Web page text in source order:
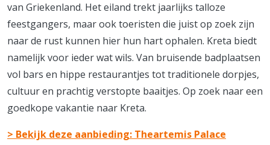
van Griekenland. Het eiland trekt jaarlijks talloze
feestgangers, maar ook toeristen die juist op zoek zijn
naar de rust kunnen hier hun hart ophalen. Kreta biedt
namelijk voor ieder wat wils. Van bruisende badplaatsen
vol bars en hippe restaurantjes tot traditionele dorpjes,
cultuur en prachtig verstopte baaitjes. Op zoek naar een
goedkope vakantie naar Kreta.
> Bekijk deze aanbieding: Theartemis Palace